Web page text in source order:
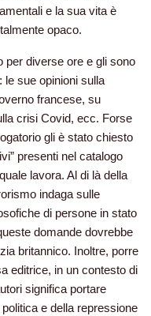
e la sua vita è
opaco.
per diverse ore e gli sono
le sue opinioni sulla
francese, su
crisi Covid, ecc. Forse
gli è stato chiesto
presenti nel catalogo
lavora. Al di là della
indaga sulle
di persone in stato
domande dovrebbe
britannico. Inoltre, porre
editrice, in un contesto di
significa portare
e della repressione